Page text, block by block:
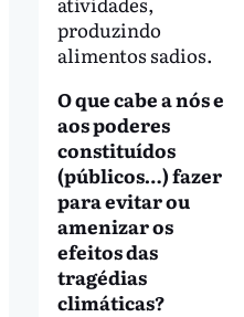
produzindo
alimentos sadios.
O que cabe a nós e
aos poderes
constituídos
(públicos…) fazer
para evitar ou
amenizar os
efeitos das
tragédias
climáticas?